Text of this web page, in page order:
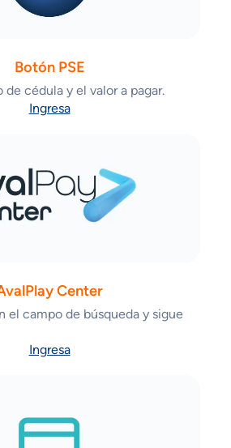
Botón PSE
de cédula y el valor a pagar.
Ingresa
Center
el campo de búsqueda y sigue
Ingresa